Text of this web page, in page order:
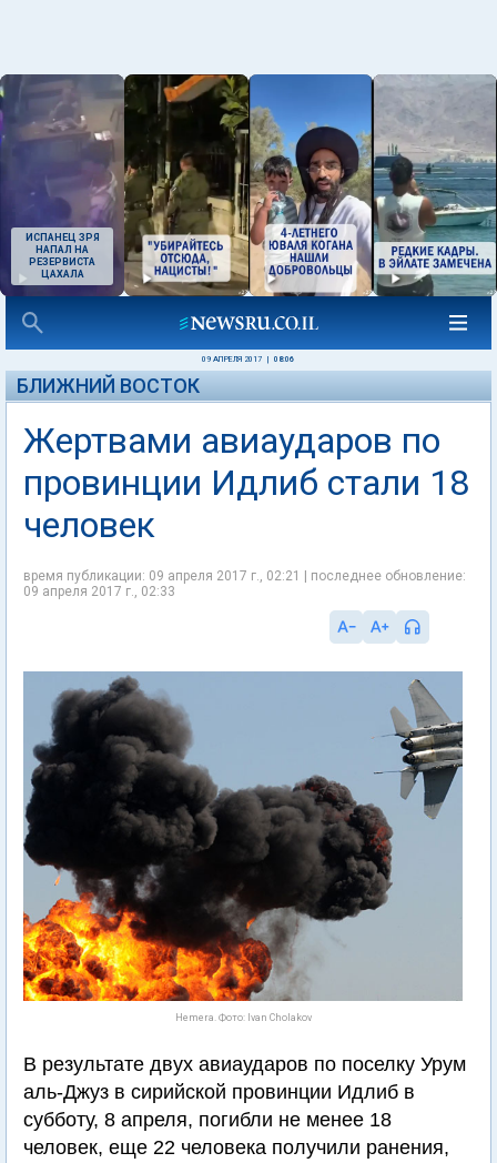
ИСПАНЕЦ ЗРЯ
НАПАЛ НА
РЕЗЕРВИСТА
ЦАХАЛА
09 АПРЕЛЯ 2017 08:06
БЛИЖНИЙ ВОСТОК
Жертвами авиаударов по
провинции Идлиб стали 18
человек
время публикации: 09 апреля 2017 г., 02:21 | последнее обновление:
09 апреля 2017 г., 02:33
Hemera. Фото: Ivan Cholakov
В результате двух авиаударов по поселку Урум
аль-Джуз в сирийской провинции Идлиб в
субботу, 8 апреля, погибли не менее 18
человек, еще 22 человека получили ранения,